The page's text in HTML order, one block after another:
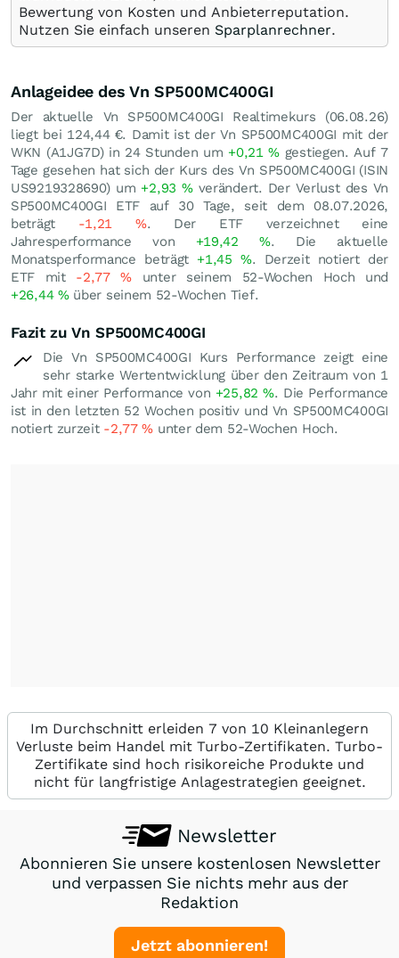
Bewertung von Kosten und Anbieterreputation.
Nutzen Sie einfach unseren Sparplanrechner.
Anlageidee des Vn SP500MC400GI
Der aktuelle Vn SP500MC400GI Realtimekurs (06.08.26)
liegt bei 124,44 €. Damit ist der Vn SP500MC400GI mit der
WKN (A1JG7D) in 24 Stunden um +0,21% gestiegen. Auf 7
Tage gesehen hat sich der Kurs des Vn SP500MC400GI (ISIN
US9219328690) um +2,93 %verändert. Der Verlust des Vn
SP500MC400GI ETF auf 30 Tage, seit dem 08.07.2026,
beträgt -1,21 %. Der ETF verzeichnet eine
Jahresperformance von +19,42%. Die aktuelle
Monatsperformance beträgt +1,45 %. Derzeit notiert der
ETF mit -2,77% unter seinem 52-Wochen Hoch und
+26,44 %über seinem 52-Wochen Tief.
Fazit zu Vn SP500MC400GI
Die Vn SP500MC400GI Kurs Performance zeigt eine
sehr starke Wertentwicklung über den Zeitraum von 1
Jahr mit einer Performance von +25,82%. Die Performance
ist in den letzten 52 Wochen positiv und Vn SP500MC400GI
notiert zurzeit -2,77% unter dem 52-Wochen Hoch.
Im Durchschnitt erleiden 7 von 10 Kleinanlegern
Verluste beim Handel mit Turbo-Zertifikaten. Turbo-
Zertifikate sind hoch risikoreiche Produkte und
nicht für langfristige Anlagestrategien geeignet.
Newsletter
Abonnieren Sie unsere kostenlosen Newsletter
und verpassen Sie nichts mehr aus der
Redaktion
Jetzt abonnieren!